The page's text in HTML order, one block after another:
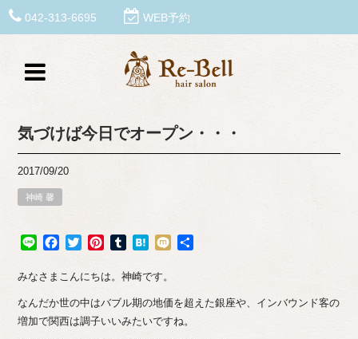
042-313-6695 WEB予約
気づけば今日でオープン・・・
2017/09/20
神崎 馨
Line Facebook
TwitterPinterestTumblrHatena
Mixi
みなさまこんにちは。神崎です。
なんだか世の中はバブル期の地価を超えた銀座や、インバウンド客の
増加で関西は調子いいみたいですね。